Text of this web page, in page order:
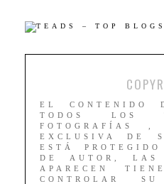
EL CONTENIDO
TODOS LOS
FOTOGRAFÍAS ,
EXCLUSIVA DE
ESTÁ
DE AUTOR, LAS
APARECEN
CONTROLAR